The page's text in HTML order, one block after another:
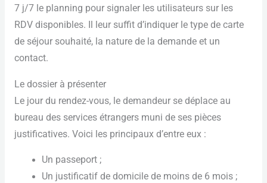
7 j/7 le planning pour signaler les utilisateurs sur les
RDV disponibles. Il leur suffit d’indiquer le type de carte
de séjour souhaité, la nature de la demande et un
contact.
Le dossier à présenter
Le jour du rendez-vous, le demandeur se déplace au
bureau des services étrangers muni de ses pièces
justificatives. Voici les principaux d’entre eux :
Un passeport ;
Un justificatif de domicile de moins de 6 mois ;